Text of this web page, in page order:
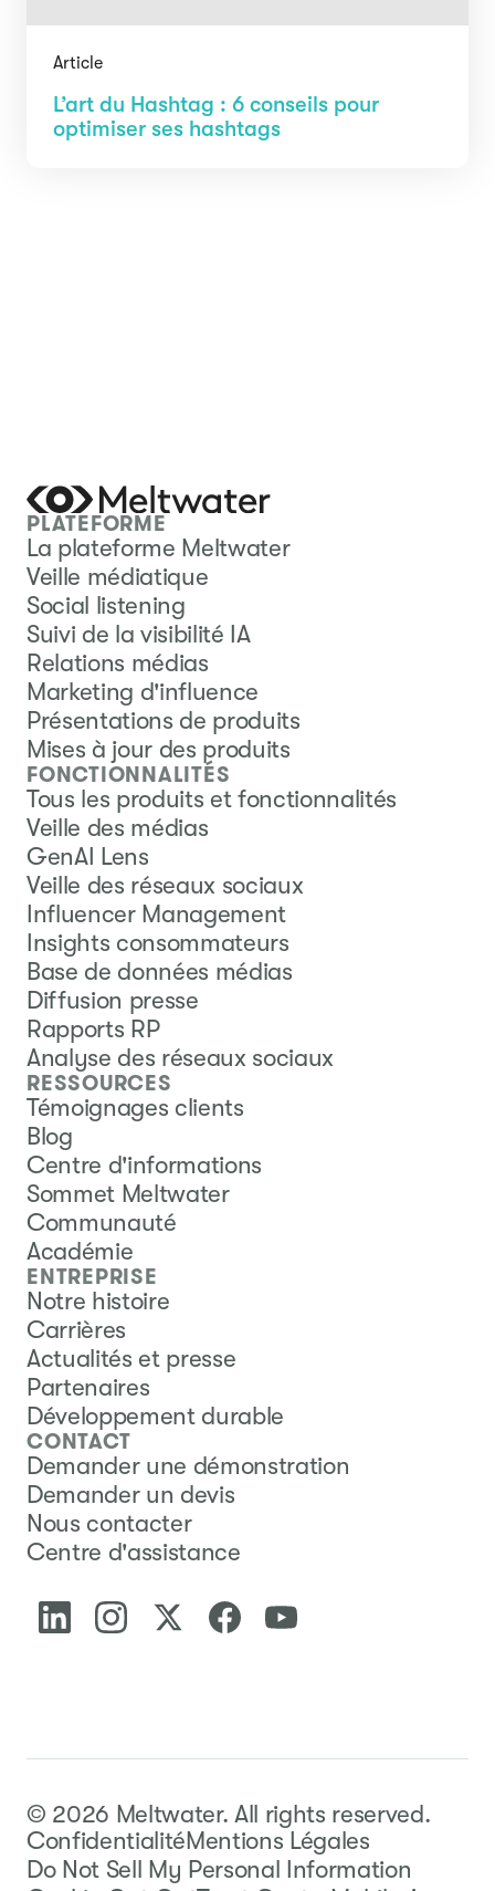
Article
L’art du Hashtag : 6 conseils pour
optimiser ses hashtags
PLATEFORME
La plateforme Meltwater
Veille médiatique
Social listening
Suivi de la visibilité IA
Relations médias
Marketing d'influence
Présentations de produits
Mises à jour des produits
FONCTIONNALITÉS
Tous les produits et fonctionnalités
Veille des médias
GenAI Lens
Veille des réseaux sociaux
Influencer Management
Insights consommateurs
Base de données médias
Diffusion presse
Rapports RP
Analyse des réseaux sociaux
RESSOURCES
Témoignages clients
Blog
Centre d'informations
Sommet Meltwater
Communauté
Académie
ENTREPRISE
Notre histoire
Carrières
Actualités et presse
Partenaires
Développement durable
CONTACT
Demander une démonstration
Demander un devis
Nous contacter
Centre d'assistance
© 2026 Meltwater. All rights reserved.
ConfidentialitéMentions Légales
Do Not Sell My Personal Information